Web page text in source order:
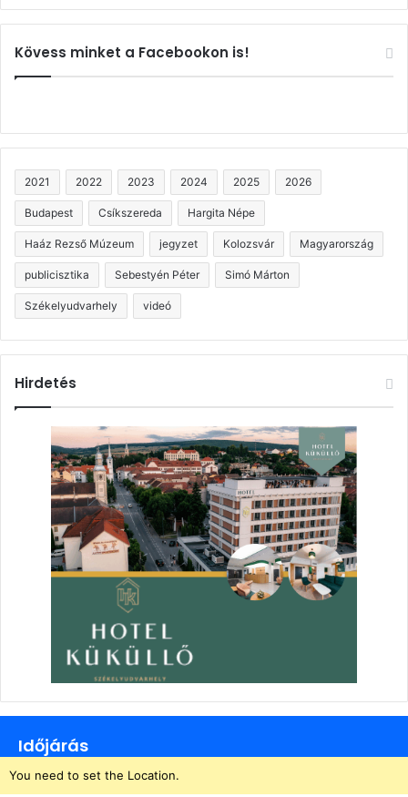
Kövess minket a Facebookon is!
2021 2022 2023 2024 2025 2026
Budapest Csíkszereda Hargita Népe
Haáz Rezső Múzeum jegyzet Kolozsvár Magyarország
publicisztika Sebestyén Péter Simó Márton
Székelyudvarhely videó
Hirdetés
Időjárás
You need to set the Location.